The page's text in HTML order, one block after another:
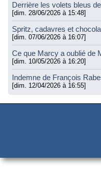
Derrière les volets bleus
[dim. 28/06/2026 à 15:48]
Spritz, cadavres et
[dim. 07/06/2026 à 16:07]
Ce que Marcy a oublié de
[dim. 10/05/2026 à 16:20]
Indemne de François
[dim. 12/04/2026 à 16:55]